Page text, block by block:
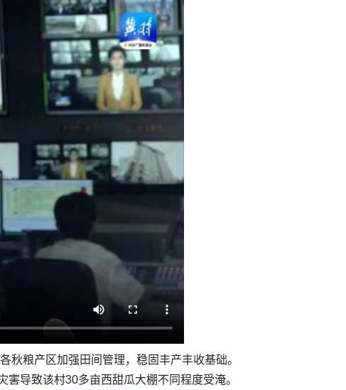
粮产区加强田间管理，稳固丰产丰收基础。
导致该村30多亩西甜瓜大棚不同程度受淹。